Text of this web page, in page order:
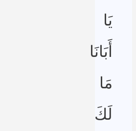
يَا
أَبَانَا
مَا
لَكَ